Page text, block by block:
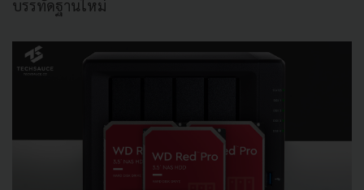
บรรทัดฐานใหม่